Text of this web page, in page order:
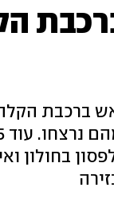
ברכבת
בחולון